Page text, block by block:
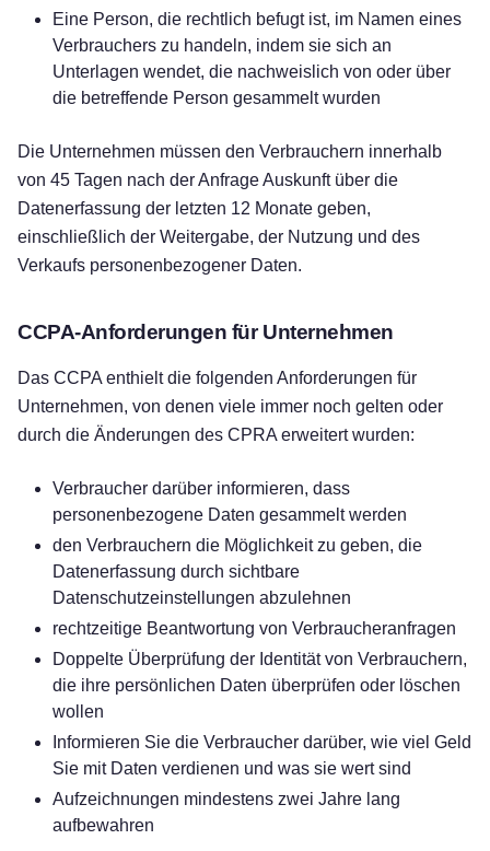
Eine Person, die rechtlich befugt ist, im Namen eines
Verbrauchers zu handeln, indem sie sich an
Unterlagen wendet, die nachweislich von oder über
die betreffende Person gesammelt wurden
Die Unternehmen müssen den Verbrauchern innerhalb
von 45 Tagen nach der Anfrage Auskunft über die
Datenerfassung der letzten 12 Monate geben,
einschließlich der Weitergabe, der Nutzung und des
Verkaufs personenbezogener Daten.
CCPA-Anforderungen für Unternehmen
Das CCPA enthielt die folgenden Anforderungen für
Unternehmen, von denen viele immer noch gelten oder
durch die Änderungen des CPRA erweitert wurden:
Verbraucher darüber informieren, dass
personenbezogene Daten gesammelt werden
den Verbrauchern die Möglichkeit zu geben, die
Datenerfassung durch sichtbare
Datenschutzeinstellungen abzulehnen
rechtzeitige Beantwortung von Verbraucheranfragen
Doppelte Überprüfung der Identität von Verbrauchern,
die ihre persönlichen Daten überprüfen oder löschen
wollen
Informieren Sie die Verbraucher darüber, wie viel Geld
Sie mit Daten verdienen und was sie wert sind
Aufzeichnungen mindestens zwei Jahre lang
aufbewahren